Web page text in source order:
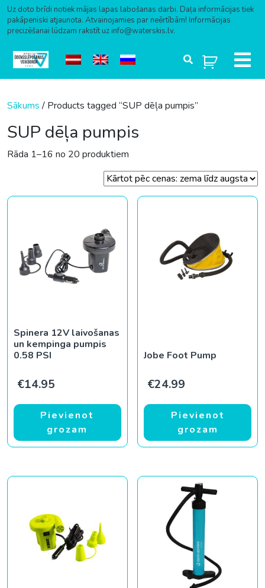
Uz doto brīdi notiek mājas lapas labošanas darbi. Daļa informācijas tiek
pakāpeniski atjaunota. Atvainojamies par neērtībām! Informācijas
precizēšanai lūdzam rakstīt uz info@waterskis.lv.
Sākums/ Products tagged “SUP dēļa pumpis”
SUP dēļa pumpis
Rāda 1–16 no 20 produktiem
Spinera 12V laivošanas
un kempinga pumpis
0.58 PSI
€14.95
Pievienot
grozam
Jobe Foot Pump
€24.99
Pievienot
grozam